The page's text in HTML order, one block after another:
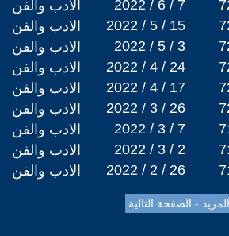
الادب والفن
2022 / 6 / 7
الادب والفن
2022 / 5 / 15
الادب والفن
2022 / 5 / 3
الادب والفن
2022 / 4 / 24
الادب والفن
2022 / 4 / 17
الادب والفن
2022 / 3 / 26
الادب والفن
2022 / 3 / 7
الادب والفن
2022 / 3 / 2
الادب والفن
2022 / 2 / 26